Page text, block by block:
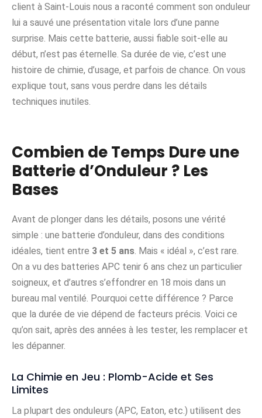
client à Saint-Louis nous a raconté comment son onduleur
lui a sauvé une présentation vitale lors d’une panne
surprise. Mais cette batterie, aussi fiable soit-elle au
début, n’est pas éternelle. Sa durée de vie, c’est une
histoire de chimie, d’usage, et parfois de chance. On vous
explique tout, sans vous perdre dans les détails
techniques inutiles.
Combien de Temps Dure une
Batterie d’Onduleur ? Les
Bases
Avant de plonger dans les détails, posons une vérité
simple : une batterie d’onduleur, dans des conditions
idéales, tient entre 3 et 5 ans. Mais « idéal », c’est rare.
On a vu des batteries APC tenir 6 ans chez un particulier
soigneux, et d’autres s’effondrer en 18 mois dans un
bureau mal ventilé. Pourquoi cette différence ? Parce
que la durée de vie dépend de facteurs précis. Voici ce
qu’on sait, après des années à les tester, les remplacer et
les dépanner.
La Chimie en Jeu : Plomb-Acide et Ses
Limites
La plupart des onduleurs (APC, Eaton, etc.) utilisent des